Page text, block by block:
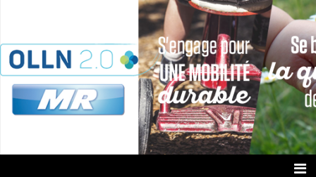
OLLN2.0